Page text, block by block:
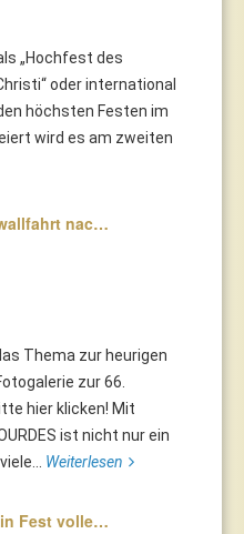
„Hochfest des
oder international
höchsten Festen im
wird es am zweiten
nac…
Thema zur heurigen
zur 66.
hier klicken! Mit
ist nicht nur ein
Weiterlesen
Fest volle…